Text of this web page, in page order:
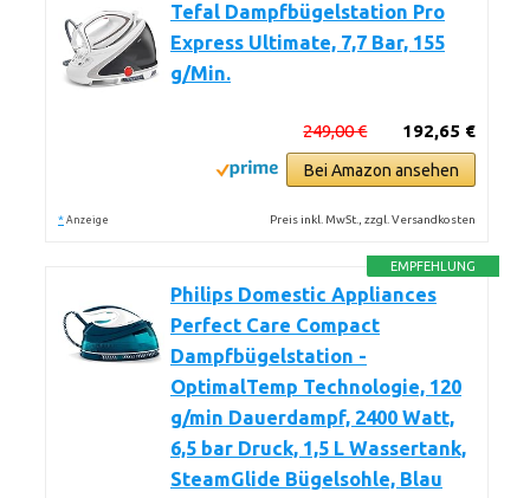
Tefal Dampfbügelstation Pro
Express Ultimate, 7,7 Bar, 155
g/Min.
192,65 €
249,00 €
Bei Amazon ansehen
* Anzeige Preis inkl. MwSt., zzgl. Versandkosten
EMPFEHLUNG
Philips Domestic Appliances
Perfect Care Compact
Dampfbügelstation -
OptimalTemp Technologie, 120
g/min Dauerdampf, 2400 Watt,
6,5 bar Druck, 1,5 L Wassertank,
SteamGlide Bügelsohle, Blau